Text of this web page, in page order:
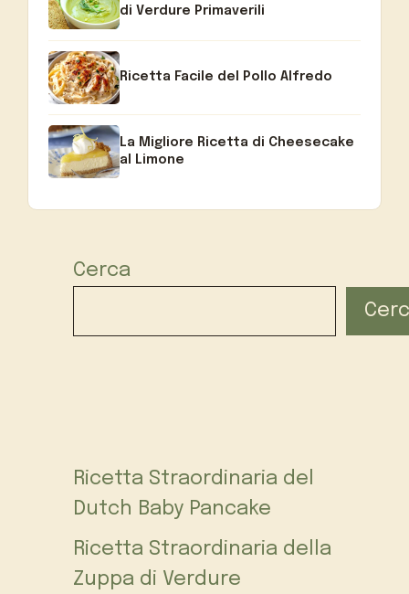
di Verdure Primaverili
Ricetta Facile del Pollo Alfredo
La Migliore Ricetta di Cheesecake
al Limone
Cerca
Ricetta Straordinaria del
Dutch Baby Pancake
Ricetta Straordinaria della
Zuppa di Verdure